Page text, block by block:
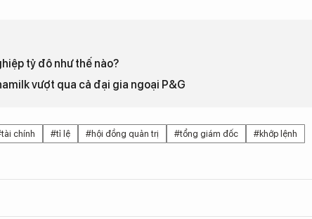
tỷ đô như thế nào?
vượt qua cả đại gia ngoại P&G
chính #tỉ lệ #hội đồng quản trị #tổng giám đốc #khớp lệnh